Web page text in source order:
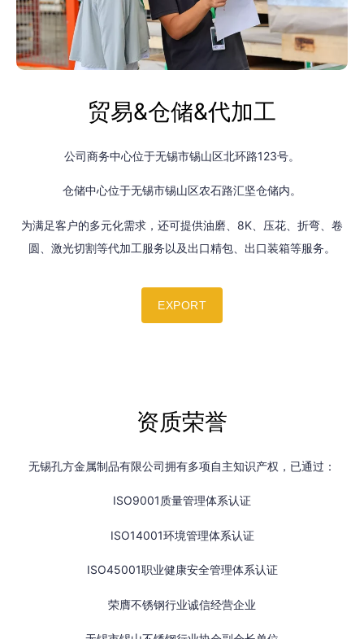
贸易&仓储&代加工
公司商务中心位于无锡市锡山区北环路123号。
仓储中心位于无锡市锡山区农石路汇坚仓储内。
为满足客户的多元化需求，还可提供油磨、8K、压花、折弯、卷
圆、激光切割等代加工服务以及出口精包、出口装箱等服务。
EXPORT
资质荣誉
无锡孔方金属制品有限公司拥有多项自主知识产权，已通过：
ISO9001质量管理体系认证
ISO14001环境管理体系认证
ISO45001职业健康安全管理体系认证
荣膺不锈钢行业诚信经营企业